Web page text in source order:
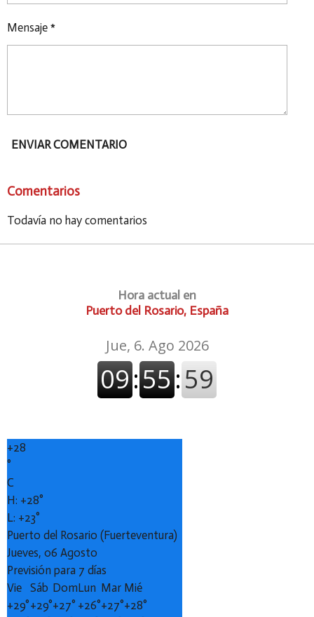
Mensaje *
ENVIAR COMENTARIO
Comentarios
Todavía no hay comentarios
Hora actual en
Puerto del Rosario, España
+28
°
C
H: +28°
L: +23°
Puerto del Rosario (Fuerteventura)
Jueves, 06 Agosto
Previsión para 7 días
Vie Sáb DomLun Mar Mié
+29°+29°+27° +26°+27°+28°